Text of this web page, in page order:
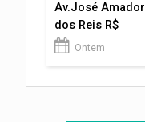
Av.José Amador
dos Reis R$
1.400.000
Ontem